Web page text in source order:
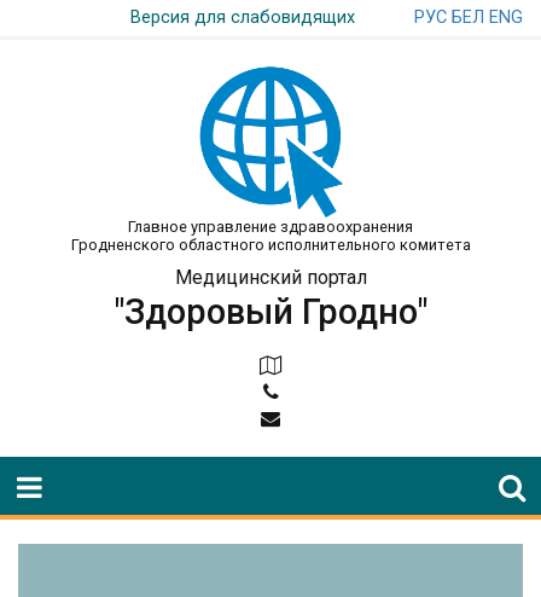
Версия для слабовидящих РУС БЕЛ ENG
Главное управление здравоохранения
Гродненского областного исполнительного комитета
Медицинский портал
"Здоровый Гродно"